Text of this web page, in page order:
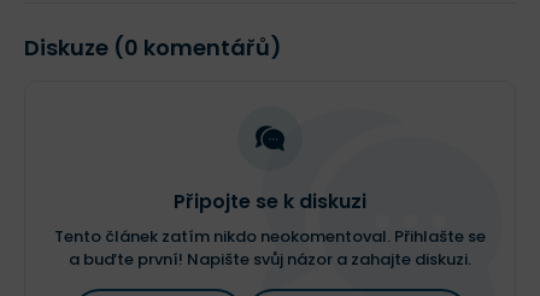
Diskuze (0 komentářů)
Připojte se k diskuzi
Tento článek zatím nikdo neokomentoval. Přihlašte se
a buďte první! Napište svůj názor a zahajte diskuzi.